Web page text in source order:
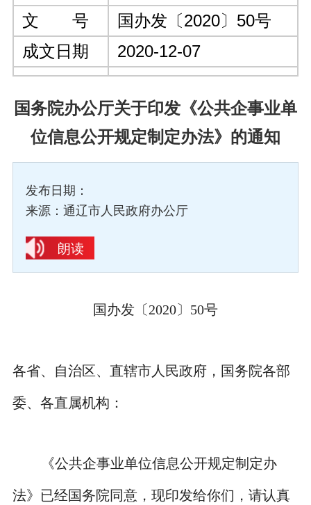
文 号
国办发〔2020〕50号
成文日期
2020-12-07
国务院办公厅关于印发《公共企事业单
位信息公开规定制定办法》的通知
发布日期：
来源：通辽市人民政府办公厅
朗读
国办发〔2020〕50号
各省、自治区、直辖市人民政府，国务院各部
委、各直属机构：
《公共企事业单位信息公开规定制定办
法》已经国务院同意，现印发给你们，请认真